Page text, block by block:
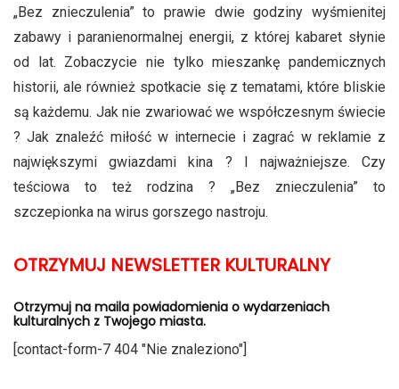
„Bez znieczulenia” to prawie dwie godziny wyśmienitej
zabawy i paranienormalnej energii, z której kabaret słynie
od lat. Zobaczycie nie tylko mieszankę pandemicznych
historii, ale również spotkacie się z tematami, które bliskie
są każdemu. Jak nie zwariować we współczesnym świecie
? Jak znaleźć miłość w internecie i zagrać w reklamie z
największymi gwiazdami kina ? I najważniejsze. Czy
teściowa to też rodzina ? „Bez znieczulenia” to
szczepionka na wirus gorszego nastroju.
OTRZYMUJ NEWSLETTER KULTURALNY
Otrzymuj na maila powiadomienia o wydarzeniach
kulturalnych z Twojego miasta.
[contact-form-7 404 "Nie znaleziono"]